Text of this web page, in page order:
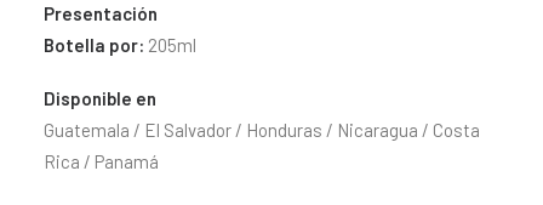
Presentación
Botella por: 205ml
Disponible en
Guatemala / El Salvador / Honduras / Nicaragua / Costa
Rica / Panamá